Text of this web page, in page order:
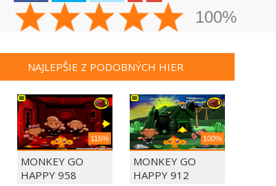
100%
NAJLEPŠIE Z PODOBNÝCH HIER
116%
MONKEY GO
HAPPY 958
100%
MONKEY GO
HAPPY 912